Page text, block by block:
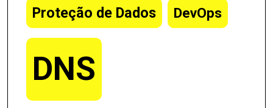
Proteção de Dados DevOps
DNS